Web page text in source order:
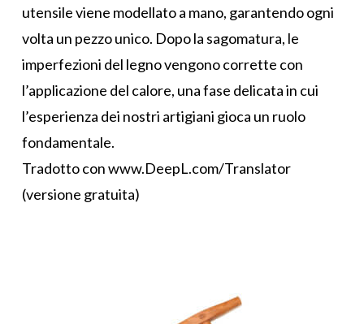
utensile viene modellato a mano, garantendo ogni
volta un pezzo unico. Dopo la sagomatura, le
imperfezioni del legno vengono corrette con
l’applicazione del calore, una fase delicata in cui
l’esperienza dei nostri artigiani gioca un ruolo
fondamentale.
Tradotto con www.DeepL.com/Translator
(versione gratuita)